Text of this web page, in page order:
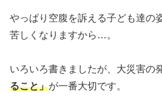
やっぱり空腹を訴える子ども達の
苦しくなりますから…。
いろいろ書きましたが、大災害の
ること」が一番大切です。